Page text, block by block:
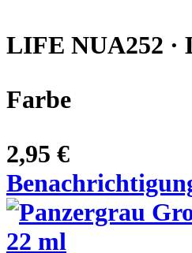
LIFE NUA252 ·
Farbe
2,95 €